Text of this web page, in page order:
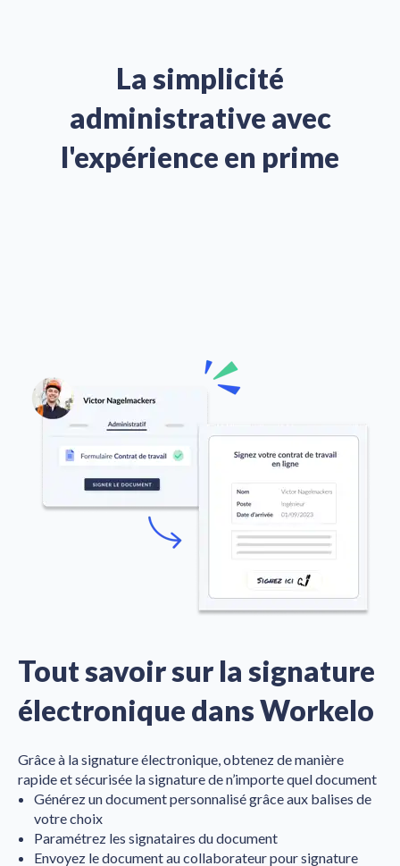
La simplicité
administrative avec
l'expérience en prime
Tout savoir sur la signature
électronique dans Workelo
Grâce à la signature électronique, obtenez de manière
rapide et sécurisée la signature de n’importe quel document
Générez un document personnalisé grâce aux balises de
votre choix
Paramétrez les signataires du document
Envoyez le document au collaborateur pour signature